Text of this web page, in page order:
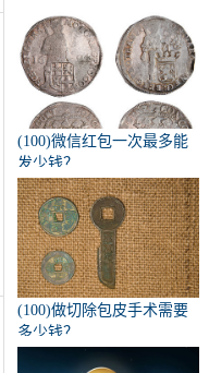
(100)微信红包一次最多能
发少钱？
(100)做切除包皮手术需要
多少钱？